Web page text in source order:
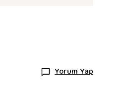
Yorum Yap